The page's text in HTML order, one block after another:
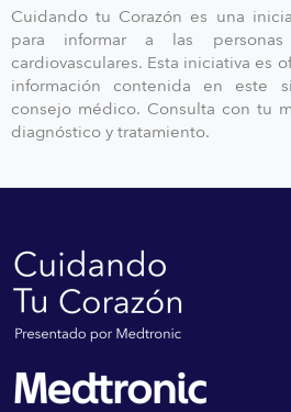
Cuidando tu Corazón es una
para informar a las
cardiovasculares. Esta iniciativa es
información contenida en este
consejo médico. Consulta con tu
diagnóstico y tratamiento.